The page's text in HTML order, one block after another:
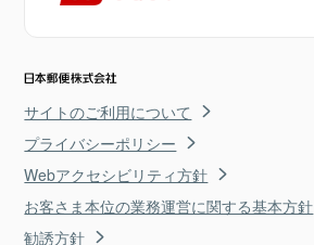
サイトのご利用について
プライバシーポリシー
Webアクセシビリティ方針
お客さま本位の業務運営に関する基本方針
勧誘方針